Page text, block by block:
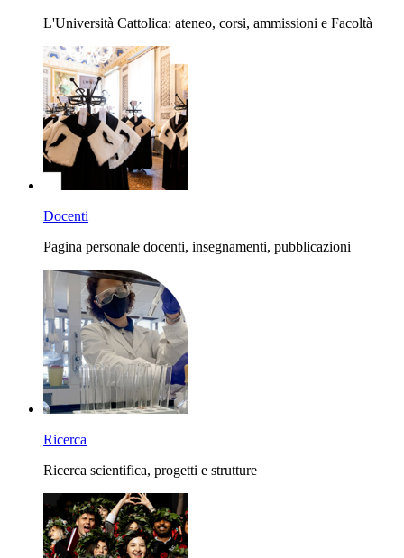
L'Università Cattolica: ateneo, corsi, ammissioni e Facoltà
Docenti
Pagina personale docenti, insegnamenti, pubblicazioni
Ricerca
Ricerca scientifica, progetti e strutture